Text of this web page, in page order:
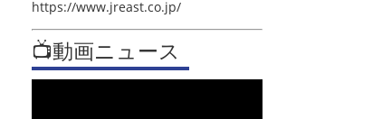
https://www.jreast.co.jp/
📺動画ニュース